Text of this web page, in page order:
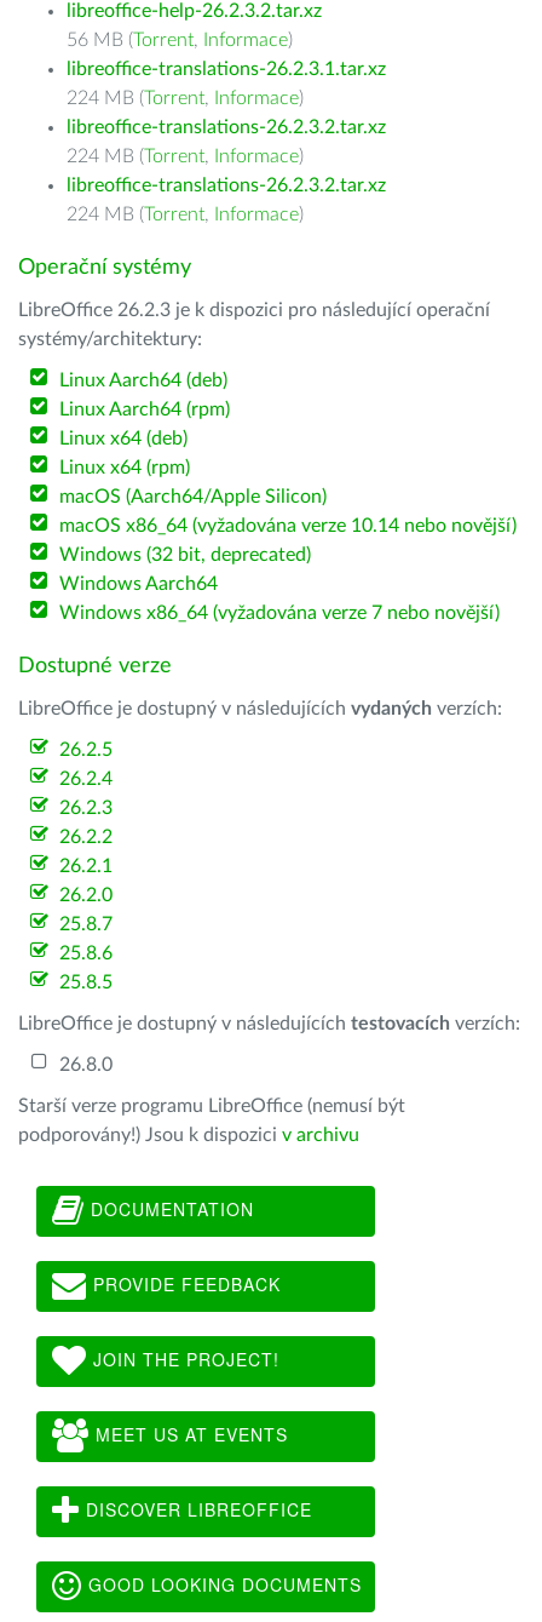
libreoffice-help-26.2.3.2.tar.xz
56 MB (Torrent, Informace)
libreoffice-translations-26.2.3.1.tar.xz
224 MB (Torrent, Informace)
libreoffice-translations-26.2.3.2.tar.xz
224 MB (Torrent, Informace)
libreoffice-translations-26.2.3.2.tar.xz
224 MB (Torrent, Informace)
Operační systémy
LibreOffice 26.2.3 je k dispozici pro následující operační
systémy/architektury:
Linux Aarch64 (deb)
Linux Aarch64 (rpm)
Linux x64 (deb)
Linux x64 (rpm)
macOS (Aarch64/Apple Silicon)
macOS x86_64 (vyžadována verze 10.14 nebo novější)
Windows (32 bit, deprecated)
Windows Aarch64
Windows x86_64 (vyžadována verze 7 nebo novější)
Dostupné verze
LibreOffice je dostupný v následujících vydaných verzích:
26.2.5
26.2.4
26.2.3
26.2.2
26.2.1
26.2.0
25.8.7
25.8.6
25.8.5
LibreOffice je dostupný v následujících testovacích verzích:
26.8.0
Starší verze programu LibreOffice (nemusí být
podporovány!) Jsou k dispozici v archivu
DOCUMENTATION
PROVIDE FEEDBACK
JOIN THE PROJECT!
MEET US AT EVENTS
DISCOVER LIBREOFFICE
GOOD LOOKING DOCUMENTS